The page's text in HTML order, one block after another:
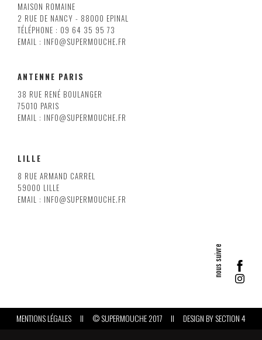
MAISON ROMAINE
2 RUE DE NANCY - 88000 EPINAL
TÉLÉPHONE : 09 64 35 95 73
EMAIL : INFO@SUPERMOUCHE.FR
ANTENNE PARIS
38 RUE RENÉ BOULANGER
75010 PARIS
EMAIL : INFO@SUPERMOUCHE.FR
LILLE
8 RUE ARMAND CARREL
59000 LILLE
EMAIL : INFO@SUPERMOUCHE.FR
MENTIONS LÉGALES II © SUPERMOUCHE 2017 II DESIGN BYSECTION 4